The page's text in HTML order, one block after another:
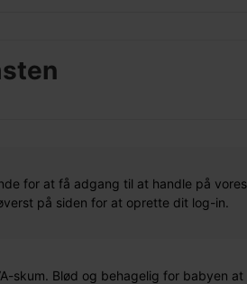
for at få adgang til at handle på
på siden for at oprette dit log-in.
skum. Blød og behagelig for babyen